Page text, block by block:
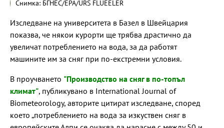
Снимка: БГНЕС/EPA/URS FLUEELER
Изследване на университета в Базел в Швейцария
показва, че някои курорти ще трябва драстично да
увеличат потреблението на вода, за да работят
машините им за сняг при по-екстремни условия.
В проучването "Производство на сняг в по-топъл
климат", публикувано в International Journal of
Biometeorology, авторите цитират изследване, според
което „потреблението на вода за изкуствен сняг в